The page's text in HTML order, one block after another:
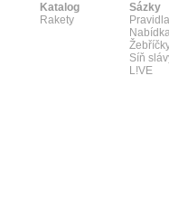
Katalog
Rakety
Sázky
Síň
L!VE